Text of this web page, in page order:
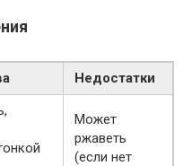
Недостатки
Может
ржаветь
(если нет